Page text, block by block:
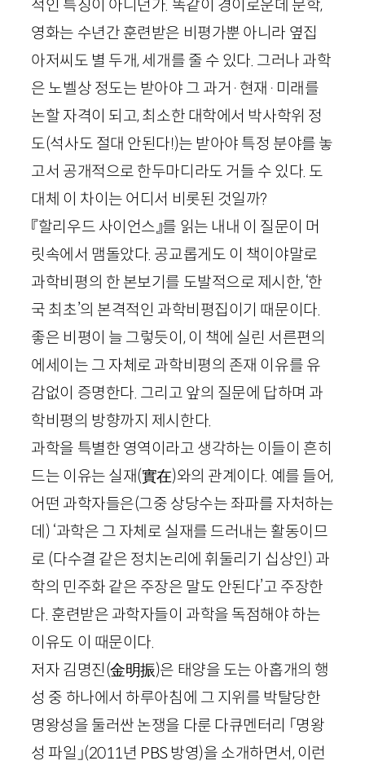
적인 특징이 아니던가. 똑같이 경이로운데 문학,
영화는 수년간 훈련받은 비평가뿐 아니라 옆집
아저씨도 별 두개, 세개를 줄 수 있다. 그러나 과학
은 노벨상 정도는 받아야 그 과거 · 현재 · 미래를
논할 자격이 되고, 최소한 대학에서 박사학위 정
도(석사도 절대 안된다!)는 받아야 특정 분야를 놓
고서 공개적으로 한두마디라도 거들 수 있다. 도
대체 이 차이는 어디서 비롯된 것일까?
『할리우드 사이언스』를 읽는 내내 이 질문이 머
릿속에서 맴돌았다. 공교롭게도 이 책이야말로
과학비평의 한 본보기를 도발적으로 제시한, ‘한
국 최초’의 본격적인 과학비평집이기 때문이다.
좋은 비평이 늘 그렇듯이, 이 책에 실린 서른편의
에세이는 그 자체로 과학비평의 존재 이유를 유
감없이 증명한다. 그리고 앞의 질문에 답하며 과
학비평의 방향까지 제시한다.
과학을 특별한 영역이라고 생각하는 이들이 흔히
드는 이유는 실재(實在)와의 관계이다. 예를 들어,
어떤 과학자들은(그중 상당수는 좌파를 자처하는
데) ‘과학은 그 자체로 실재를 드러내는 활동이므
로 (다수결 같은 정치논리에 휘둘리기 십상인) 과
학의 민주화 같은 주장은 말도 안된다’고 주장한
다. 훈련받은 과학자들이 과학을 독점해야 하는
이유도 이 때문이다.
저자 김명진(金明振)은 태양을 도는 아홉개의 행
성 중 하나에서 하루아침에 그 지위를 박탈당한
명왕성을 둘러싼 논쟁을 다룬 다큐멘터리 「명왕
성 파일」(2011년 PBS방영)을 소개하면서, 이런